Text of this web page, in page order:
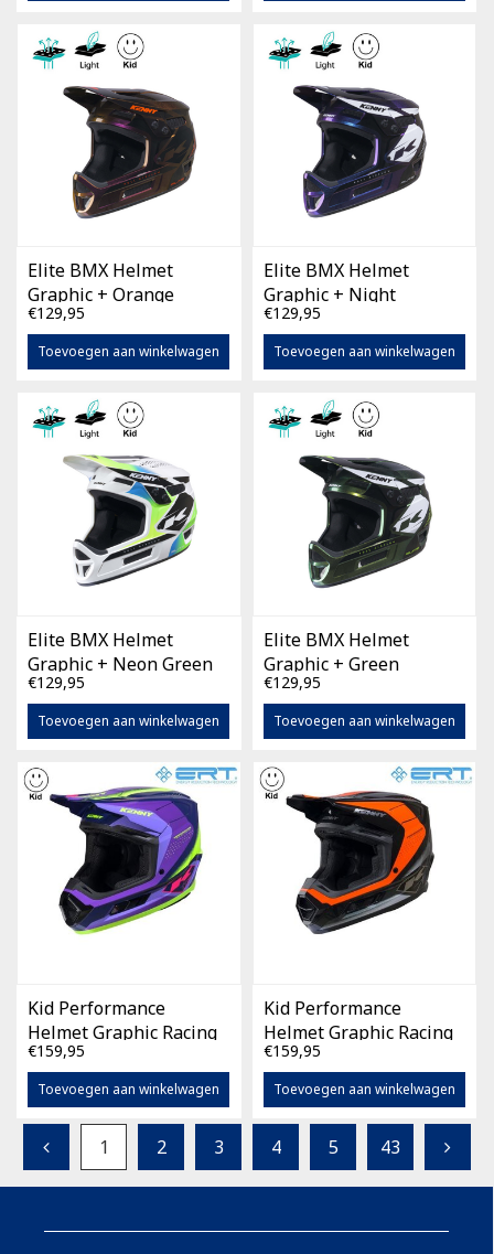
Elite BMX Helmet
Graphic + Orange
Chameleon
€129,95
Toevoegen aan winkelwagen
Elite BMX Helmet
Graphic + Night
Diamond
€129,95
Toevoegen aan winkelwagen
Elite BMX Helmet
Graphic + Neon Green
€129,95
Toevoegen aan winkelwagen
Elite BMX Helmet
Graphic + Green
Chameleon
€129,95
Toevoegen aan winkelwagen
Kid Performance
Helmet Graphic Racing
Purple
€159,95
Toevoegen aan winkelwagen
Kid Performance
Helmet Graphic Racing
Orange
€159,95
Toevoegen aan winkelwagen
1 2 3 4 5 43